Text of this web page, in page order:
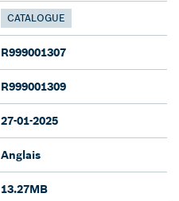
CATALOGUE
R999001307
R999001309
27-01-2025
Anglais
13.27MB